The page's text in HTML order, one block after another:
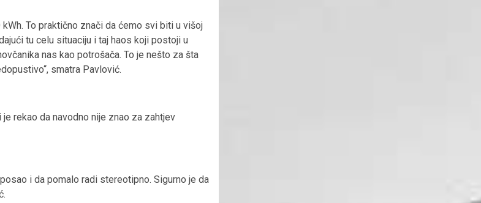
To praktično znači da ćemo svi biti u višoj
tu celu situaciju i taj haos koji postoji u
nas kao potrošača. To je nešto za šta
smatra Pavlović.
rekao da navodno nije znao za zahtjev
i da pomalo radi stereotipno. Sigurno je da